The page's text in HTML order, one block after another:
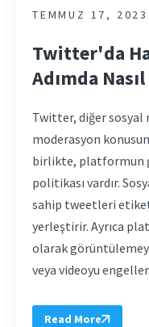
TEMMUZ 17, 2023
Twitter'da
Adımda
Twitter, diğer sosyal
moderasyon
birlikte, platformun
politikası vardır.
sahip tweetleri
yerleştirir. Ayrıca
olarak
veya videoyu
Read More